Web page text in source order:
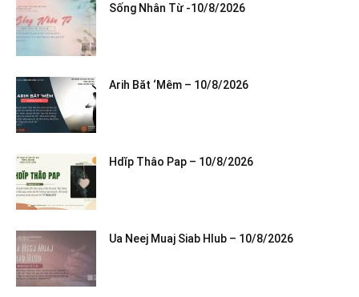
Sống Nhân Từ -10/8/2026
Arih Băt ‘Mêm – 10/8/2026
Hdĭp Thâo Pap – 10/8/2026
Ua Neej Muaj Siab Hlub – 10/8/2026